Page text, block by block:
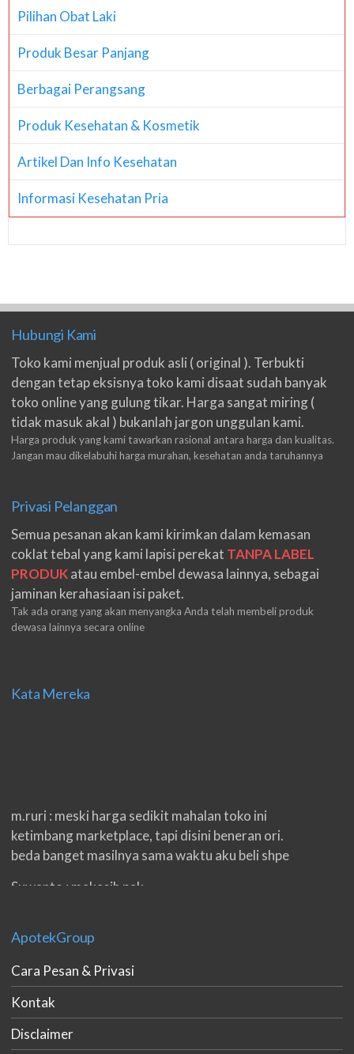
Pilihan Obat Laki
Produk Besar Panjang
Berbagai Perangsang
Produk Kesehatan & Kosmetik
Artikel Dan Info Kesehatan
Informasi Kesehatan Pria
Hubungi Kami
Toko kami menjual produk asli ( original ). Terbukti
dengan tetap eksisnya toko kami disaat sudah banyak
toko online yang gulung tikar. Harga sangat miring (
tidak masuk akal ) bukanlah jargon unggulan kami.
Harga produk yang kami tawarkan rasional antara harga dan kualitas.
Jangan mau dikelabuhi harga murahan, kesehatan anda taruhannya
Privasi Pelanggan
Semua pesanan akan kami kirimkan dalam kemasan
coklat tebal yang kami lapisi perekat TANPA LABEL
PRODUKatau embel-embel dewasa lainnya, sebagai
jaminan kerahasiaan isi paket.
Tak ada orang yang akan menyangka Anda telah membeli produk
dewasa lainnya secara online
Kata Mereka
m.ruri : meski harga sedikit mahalan toko ini
ketimbang marketplace, tapi disini beneran ori.
beda banget masilnya sama waktu aku beli shpe
Suwanto : makasih pak.
double. beneran sama sekali tidak ada nama
eko padang : ko brang udh sampek, kan bru 2 hri
gan. cpet bgt
h.dzowi : ampuh mas kamu punya viagra, saya
ApotekGroup
Cara Pesan & Privasi
Kontak
Disclaimer